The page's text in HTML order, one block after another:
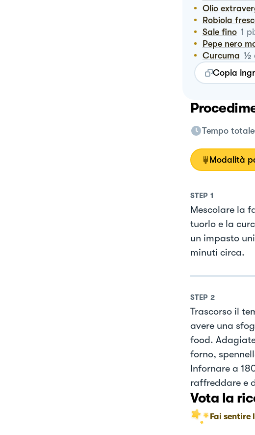
Olio
Robiola
Sale fino 1
Pepe nero
Curcuma ½
Copia
Tempo totale
Modalità
STEP 1
Mescolare la
tuorlo e la
un impasto
minuti circa.
STEP 2
Trascorso il
avere una
food.
forno,
Infornare a
raffreddare e
Vota la
Fai sentire